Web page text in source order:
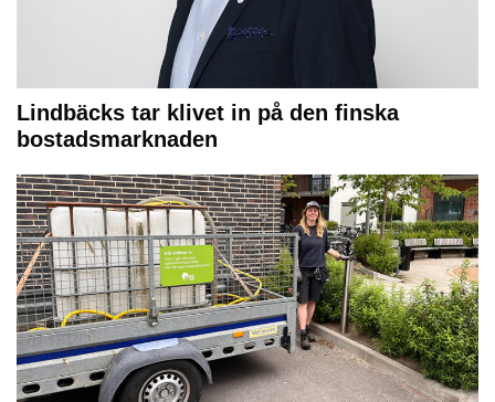
Lindbäcks tar klivet in på den finska
bostadsmarknaden